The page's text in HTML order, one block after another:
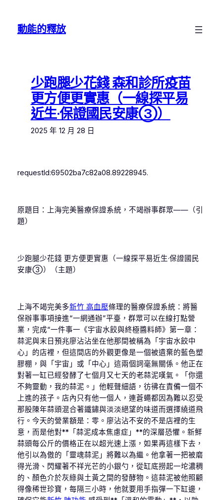
動能的釋放
少跑腿少花錢 森和診所疫苗
更方便更實惠（一線探平易
近生·保證國民安康③）
2025 年 12 月 28 日
requestId:69502ba7c82a08.89228945.
原題目：上海完美醫療保證系統，不竭辦事群眾——（引
題）
少跑腿少花錢 更方便更實惠（一線探平易近生·保證國民
安康③）（主題）
上海不竭完美多新竹 高血壓條理的醫療保證系統：將醫
保辦事事項接進“一網通辦”平臺，群眾可以在線打點營
業，完成“一件事一《宇宙水餃與終極醬料師》第一章：
蒜泥與末日預兆廖沾沾坐在他那間被稱為「宇宙水餃中
心」的店裡，但這間店的外觀更像是一個被遺棄的藍色塑
膠棚，與「宇宙」或「中心」這兩個詞毫無關係。他正在
對著一缸已經發酵了七個月又七天的老蒜泥嘆氣。「你還
不夠靈動，我的蒜泥。」他輕聲細語，彷彿在責備一個不
上進的孩子。店內只有他一個人，連蒼蠅都因為難以忍受
那股陳年蒜頭混合著鐵鏽與淡淡絕望的味道而選擇繞道飛
行。今天的營業額是：零。廖沾沾不安的不是店裡的生
意，而是他對**「蒜泥成本焦慮症」**的深層恐懼。新鮮
蒜頭每公斤的價格正在以超光速上漲，如果再這樣下去，
他引以為傲的「靈魂蒜泥」將難以為繼。他拿著一把被磨
得光滑、閃耀著不祥光芒的小銀勺，從缸底撈起一坨濃稠
的、顏色介於灰綠與土黃之間的發酵物。這蒜泥被他照顧
得像稀世珍寶，每隔三小時，他就要用手指彈一下缸邊，